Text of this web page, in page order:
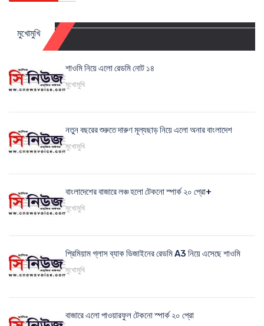
মুখোমুখি
শাওমি নিয়ে এলো রেডমি নোট ১৪
মুখোমুখি
নতুন বছরের শুরুতে দারুণ মূল্যছাড় নিয়ে এলো অনার বাংলাদেশ
মুখোমুখি
বাংলাদেশের বাজারে লঞ্চ হলো টেকনো স্পার্ক ২০ প্রো+
মুখোমুখি
প্রিমিয়াম গ্লাস ব্যাক ডিজাইনের রেডমি A3 নিয়ে এসেছে শাওমি
মুখোমুখি
বাজারে এলো পাওয়ারফুল টেকনো স্পার্ক ২০ প্রো